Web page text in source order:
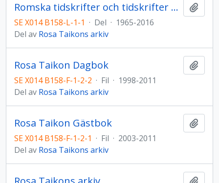
Romska tidskrifter och tidskrifter med artiklar där Rosa diskuterar romer
SE X014 B158-L-1-1 · Del · 1965-2016
Del av Rosa Taikons arkiv
Rosa Taikon Dagbok
SE X014 B158-F-1-2-2 · Fil · 1998-2011
Del av Rosa Taikons arkiv
Rosa Taikon Gästbok
SE X014 B158-F-1-2-1 · Fil · 2003-2011
Del av Rosa Taikons arkiv